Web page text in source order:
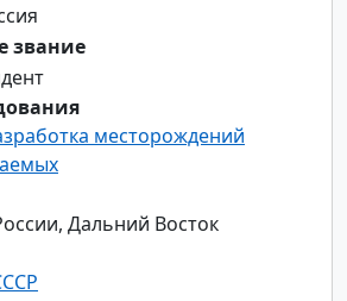
звание
месторождений
Дальний Восток